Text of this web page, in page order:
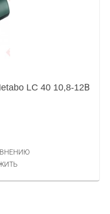
LC 40 10,8-12В